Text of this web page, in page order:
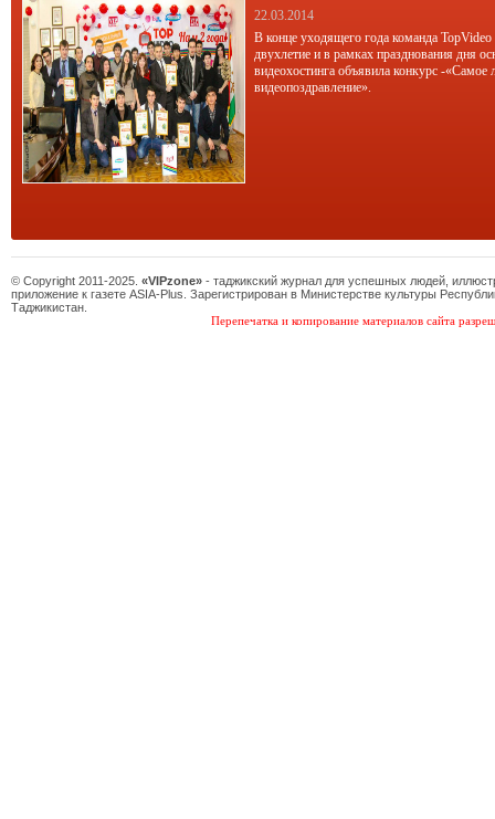
22.03.2014
В конце уходящего года команда TopVideo
двухлетие и в рамках празднования дня
видеохостинга объявила конкурс -«Самое
видеопоздравление».
© Copyright 2011-2025. «VIPzone» - таджикский журнал для успешных людей,
приложение к газете ASIA-Plus. Зарегистрирован в Министерстве культуры
Таджикистан.
Перепечатка и копирование материалов сайта